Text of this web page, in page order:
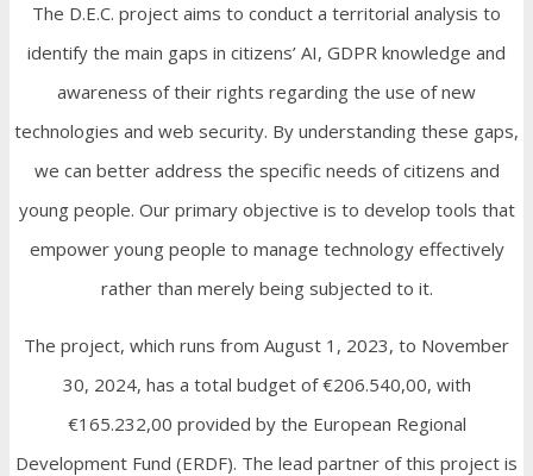
The D.E.C. project aims to conduct a territorial analysis to
identify the main gaps in citizens’ AI, GDPR knowledge and
awareness of their rights regarding the use of new
technologies and web security. By understanding these gaps,
we can better address the specific needs of citizens and
young people. Our primary objective is to develop tools that
empower young people to manage technology effectively
rather than merely being subjected to it.
The project, which runs from August 1, 2023, to November
30, 2024, has a total budget of €206.540,00, with
€165.232,00 provided by the European Regional
Development Fund (ERDF). The lead partner of this project is